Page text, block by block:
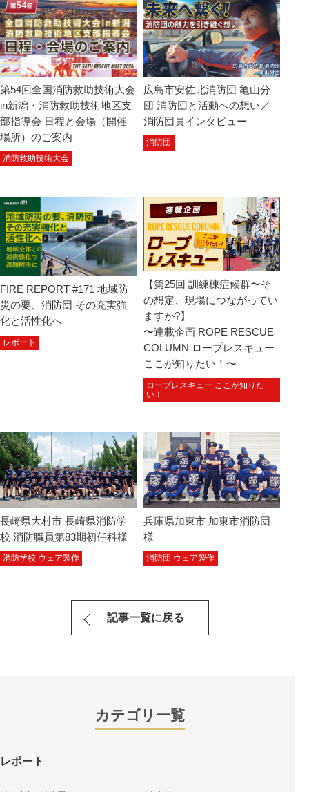
第54回全国消防救助技術大会
in新潟・消防救助技術地区支
部指導会 日程と会場（開催
場所）のご案内
消防救助技術大会
広島市安佐北消防団 亀山分
団 消防団と活動への想い／
消防団員インタビュー
消防団
FIRE REPORT #171 地域防
災の要、消防団 その充実強
化と活性化へ
レポート
【第25回 訓練棟症候群〜そ
の想定、現場につながってい
ますか?】
〜連載企画 ROPE RESCUE
COLUMN ロープレスキュー
ここが知りたい！〜
ロープレスキュー ここが知りた
い！
長崎県大村市 長崎県消防学
校 消防職員第83期初任科様
消防学校 ウェア製作
兵庫県加東市 加東市消防団
様
消防団 ウェア製作
記事一覧に戻る
カテゴリ一覧
レポート